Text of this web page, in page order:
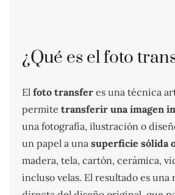
¿Qué es el foto
El foto transfer es una técnica
permite transferir una imagen
una fotografía, ilustración o
un papel a una superficie sólida
madera, tela, cartón, cerámica,
incluso velas. El resultado es